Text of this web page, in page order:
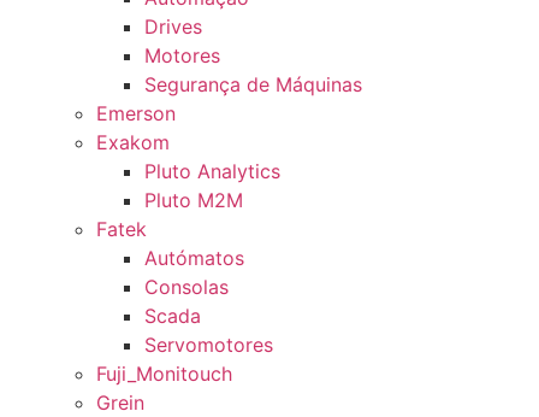
Drives
Motores
Segurança de Máquinas
Emerson
Exakom
Pluto Analytics
Pluto M2M
Fatek
Autómatos
Consolas
Scada
Servomotores
Fuji_Monitouch
Grein